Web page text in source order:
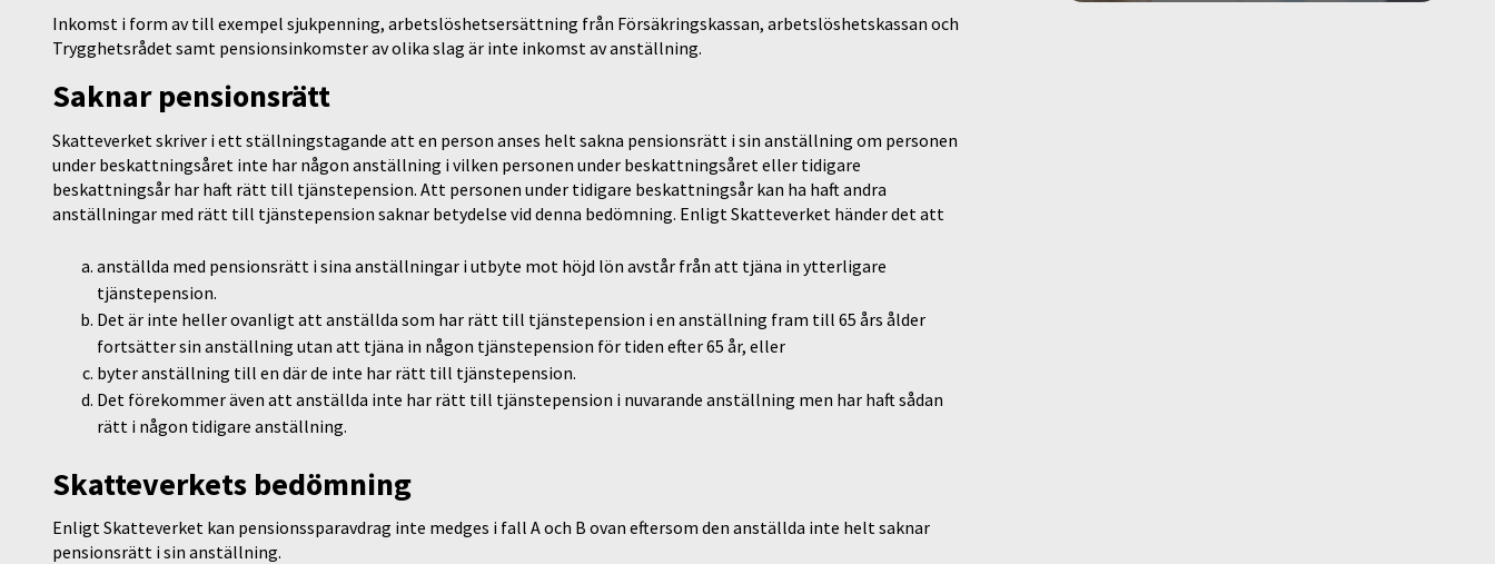
Inkomst i form av till exempel sjukpenning, arbetslöshetsersättning från Försäkringskassan, arbetslöshetskassan och
Trygghetsrådet samt pensionsinkomster av olika slag är inte inkomst av anställning.
Saknar pensionsrätt
Skatteverket skriver i ett ställningstagande att en person anses helt sakna pensionsrätt i sin anställning om personen
under beskattningsåret inte har någon anställning i vilken personen under beskattningsåret eller tidigare
beskattningsår har haft rätt till tjänstepension. Att personen under tidigare beskattningsår kan ha haft andra
anställningar med rätt till tjänstepension saknar betydelse vid denna bedömning. Enligt Skatteverket händer det att
anställda med pensionsrätt i sina anställningar i utbyte mot höjd lön avstår från att tjäna in ytterligare
tjänstepension.
Det är inte heller ovanligt att anställda som har rätt till tjänstepension i en anställning fram till 65 års ålder
fortsätter sin anställning utan att tjäna in någon tjänstepension för tiden efter 65 år, eller
byter anställning till en där de inte har rätt till tjänstepension.
Det förekommer även att anställda inte har rätt till tjänstepension i nuvarande anställning men har haft sådan
rätt i någon tidigare anställning.
Skatteverkets bedömning
Enligt Skatteverket kan pensionssparavdrag inte medges i fall A och B ovan eftersom den anställda inte helt saknar
pensionsrätt i sin anställning.